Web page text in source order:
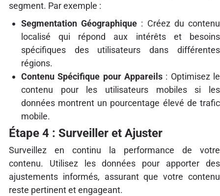
segment. Par exemple :
Segmentation Géographique : Créez du contenu
localisé qui répond aux intérêts et besoins
spécifiques des utilisateurs dans différentes
régions.
Contenu Spécifique pour Appareils: Optimisez le
contenu pour les utilisateurs mobiles si les
données montrent un pourcentage élevé de trafic
mobile.
Étape 4 : Surveiller et Ajuster
Surveillez en continu la performance de votre
contenu. Utilisez les données pour apporter des
ajustements informés, assurant que votre contenu
reste pertinent et engageant.